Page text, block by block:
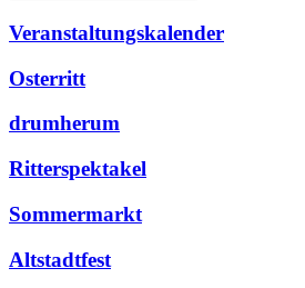
Veranstaltungskalender
Osterritt
drumherum
Ritterspektakel
Sommermarkt
Altstadtfest